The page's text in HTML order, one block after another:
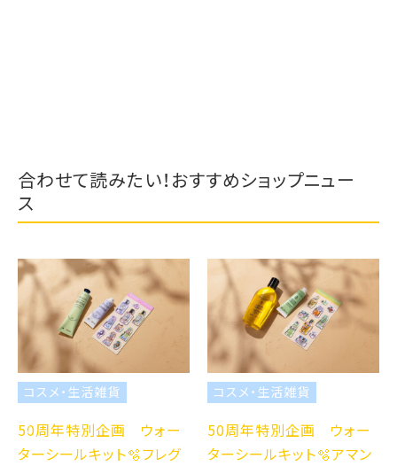
合わせて読みたい！おすすめショップニュー
ス
コスメ・生活雑貨
50周年特別企画 ウォー
ターシールキット🫧フレグ
コスメ・生活雑貨
50周年特別企画 ウォー
ターシールキット🫧アマン